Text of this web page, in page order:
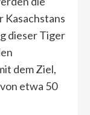
Kasachstans
dieser Tiger
dem Ziel,
etwa 50